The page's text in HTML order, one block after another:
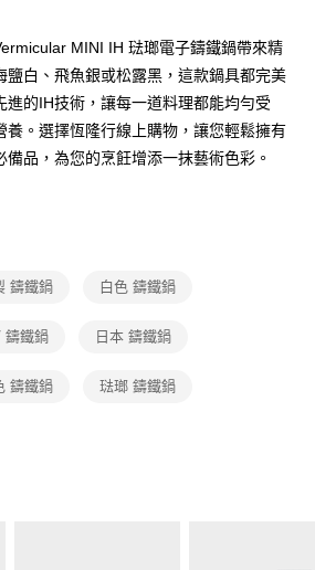
MINI IH 琺瑯電子鑄鐵鍋帶來精
鹽白、飛魚銀或松露黑，這款鍋具都完美
進的IH技術，讓每一道料理都能均勻受
養。選擇恆隆行線上購物，讓您輕鬆擁有
品，為您的烹飪增添一抹藝術色彩。
鑄鐵鍋 白色 鑄鐵鍋
鑄鐵鍋 日本 鑄鐵鍋
鑄鐵鍋 琺瑯 鑄鐵鍋